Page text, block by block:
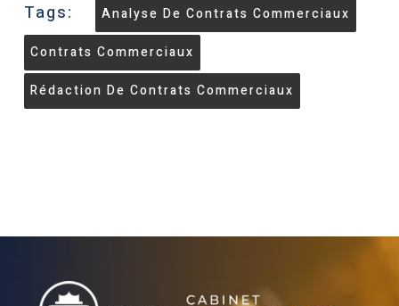
Tags: Analyse De Contrats Commerciaux
Contrats Commerciaux
Rédaction De Contrats Commerciaux